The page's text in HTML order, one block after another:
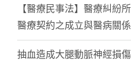
【醫療民事法】醫療糾紛
醫療契約之成立與醫病關
抽血造成大腿動脈神經損